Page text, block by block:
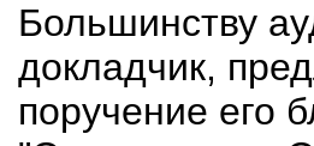
Большинству
докладчик,
поручение его